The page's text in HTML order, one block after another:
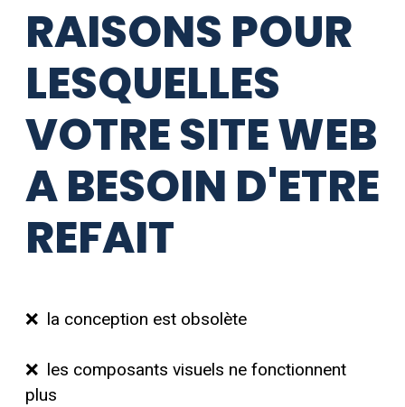
RAISONS POUR
LESQUELLES
VOTRE SITE WEB
A BESOIN D'ETRE
REFAIT
❌ la conception est obsolète
❌ les composants visuels ne fonctionnent
plus